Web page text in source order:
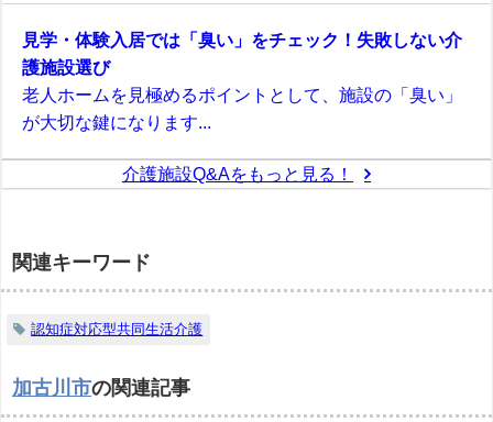
見学・体験入居では「臭い」をチェック！失敗しない介
護施設選び
老人ホームを見極めるポイントとして、施設の「臭い」
が大切な鍵になります...
介護施設Q&Aをもっと見る！
関連キーワード
認知症対応型共同生活介護
加古川市の関連記事